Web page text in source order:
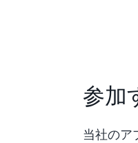
参加
当社のア